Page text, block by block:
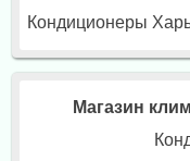
Кондиционеры
Магазин